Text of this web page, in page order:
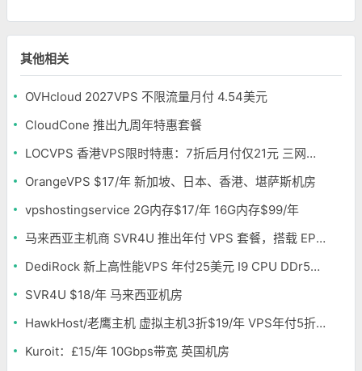
其他相关
OVHcloud 2027VPS 不限流量月付 4.54美元
CloudCone 推出九周年特惠套餐
LOCVPS 香港VPS限时特惠：7折后月付仅21元 三网优化BGP线路 可选原生IP
OrangeVPS $17/年 新加坡、日本、香港、堪萨斯机房
vpshostingservice 2G内存$17/年 16G内存$99/年
马来西亚主机商 SVR4U 推出年付 VPS 套餐，搭载 EPYC/至强铂金，支持支付宝
DediRock 新上高性能VPS 年付25美元 I9 CPU DDr5内存 纽约机房
SVR4U $18/年 马来西亚机房
HawkHost/老鹰主机 虚拟主机3折$19/年 VPS年付5折$25/年
Kuroit：£15/年 10Gbps带宽 英国机房